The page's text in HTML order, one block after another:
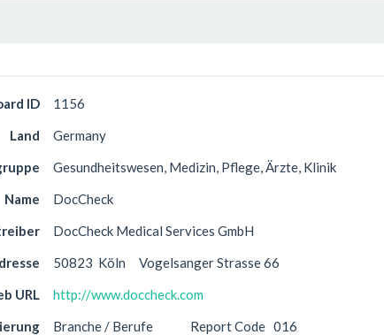
ID
1156
Land
Germany
Gesundheitswesen, Medizin, Pflege, Ärzte, Klinik
Name
DocCheck
DocCheck Medical Services GmbH
50823 Köln
Vogelsanger Strasse 66
URL
http://www.doccheck.com
Branche / Berufe Report Code 016